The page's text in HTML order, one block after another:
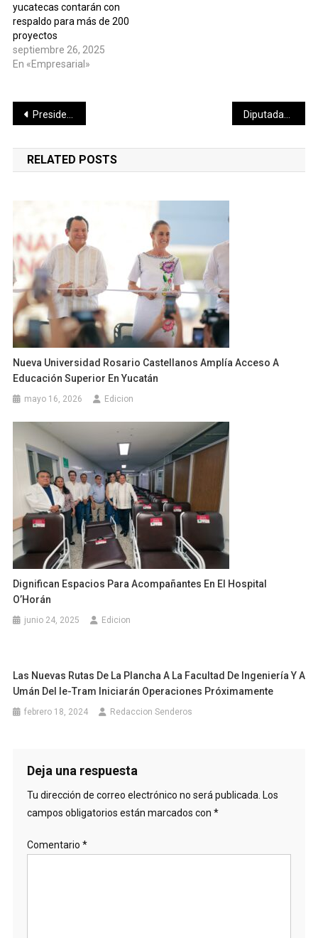
yucatecas contarán con
respaldo para más de 200
proyectos
septiembre 26, 2025
En «Empresarial»
Navegación
de
entradas
Presidenta Claudia Sheinbaum presenta nueva plataforma de seguimiento de índices delictivos como parte de la Estrategia Nacional de Seguridad
RELATED POSTS
Nueva Universidad Rosario Castellanos Amplía Acceso A
Educación Superior En Yucatán
mayo 16, 2026 Edicion
Dignifican Espacios Para Acompañantes En El Hospital
O’Horán
junio 24, 2025 Edicion
Las Nuevas Rutas De La Plancha A La Facultad De Ingeniería Y A
Umán Del Ie-Tram Iniciarán Operaciones Próximamente
febrero 18, 2024 Redaccion Senderos
Deja una respuesta
Tu dirección de correo electrónico no será publicada. Los
campos obligatorios están marcados con *
Comentario *